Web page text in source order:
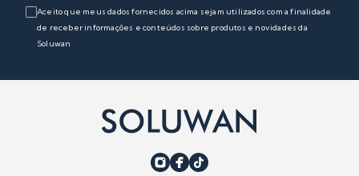
Aceito que meus dados fornecidos acima sejam utilizados com a finalidade
de receber informações e conteúdos sobre produtos e novidades da
Soluwan